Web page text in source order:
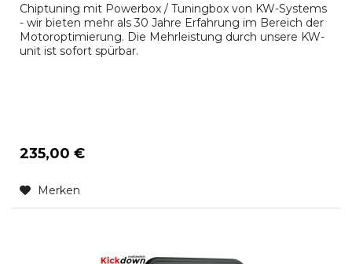
Chiptuning mit Powerbox / Tuningbox von KW-Systems
- wir bieten mehr als 30 Jahre Erfahrung im Bereich der
Motoroptimierung. Die Mehrleistung durch unsere KW-
unit ist sofort spürbar.
235,00 €
Merken